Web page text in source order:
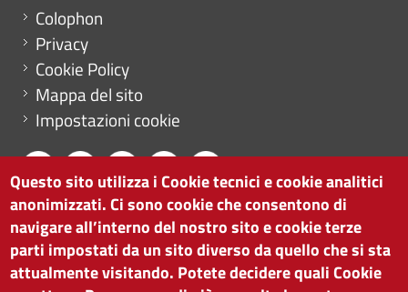
Menu footer
Colophon
Privacy
Cookie Policy
Mappa del sito
Impostazioni cookie
CAMERA DI COMMERCIO DI BOLZANO
via Alto Adige 60 | I-39100 Bolzano
tel. 0471 945 511 |info@camcom.bz.it
Questo sito utilizza i Cookie tecnici e cookie analitici
anonimizzati. Ci sono cookie che consentono di
navigare all’interno del nostro sito e cookie terze
parti impostati da un sito diverso da quello che si sta
attualmente visitando. Potete decidere quali Cookie